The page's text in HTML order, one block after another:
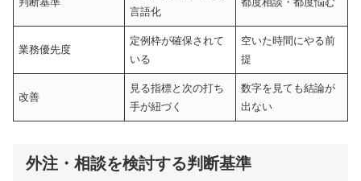
言語化
業務優先度
定例枠が確保されて
いる
空いた時間にやる前
提
改善
見る指標と次の打ち
手が紐づく
数字を見ても結論が
出ない
外注・相談を検討する判断基準